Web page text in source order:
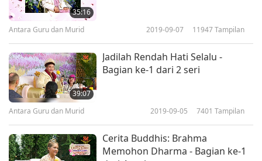
35:16
Antara Guru dan Murid 2019-09-07 11947Tampilan
39:07
Jadilah Rendah Hati Selalu -
Bagian ke-1 dari 2 seri
Antara Guru dan Murid 2019-09-05 7401 Tampilan
Cerita Buddhis: Brahma
Memohon Dharma - Bagian ke-1